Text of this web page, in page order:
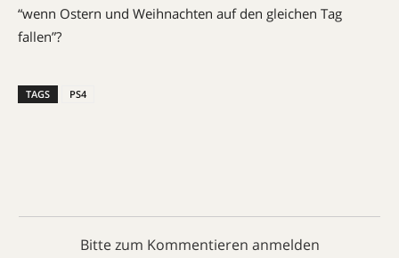
“wenn Ostern und Weihnachten auf den gleichen Tag
fallen”?
TAGS PS4
Bitte zum Kommentieren anmelden